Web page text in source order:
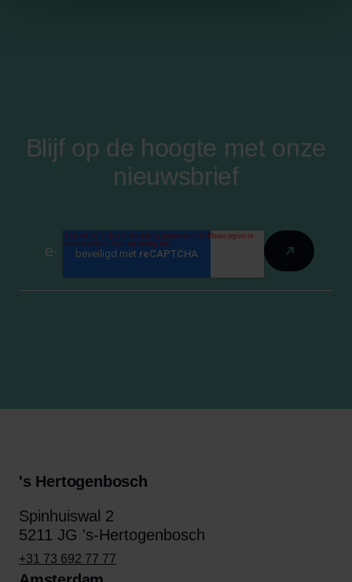
Blijf op de hoogte met onze
nieuwsbrief
's Hertogenbosch
Spinhuiswal 2
5211 JG 's-Hertogenbosch
+31 73 692 77 77